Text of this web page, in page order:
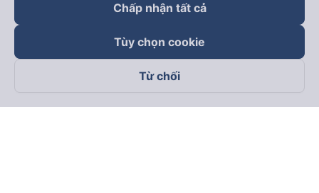
Facebook Tiktok Youtube
Chấp nhận tất cả
Tùy chọn cookie
Từ chối